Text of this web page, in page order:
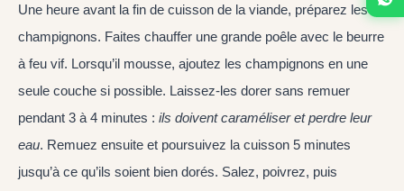
Une heure avant la fin de cuisson de la viande, préparez les
champignons. Faites chauffer une grande poêle avec le beurre
à feu vif. Lorsqu’il mousse, ajoutez les champignons en une
seule couche si possible. Laissez-les dorer sans remuer
pendant 3 à 4 minutes : ils doivent caraméliser et perdre leur
eau. Remuez ensuite et poursuivez la cuisson 5 minutes
jusqu’à ce qu’ils soient bien dorés. Salez, poivrez, puis